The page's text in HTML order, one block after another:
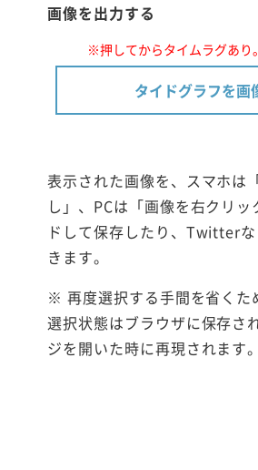
画像を出力する
※押してからタイムラグあり
タイドグラフを画
表示された画像を、スマホは
し」、PCは「画像を右クリ
ドして保存したり、Twitter
きます。
※ 再度選択する手間を省くた
選択状態はブラウザに保存さ
ジを開いた時に再現されます。